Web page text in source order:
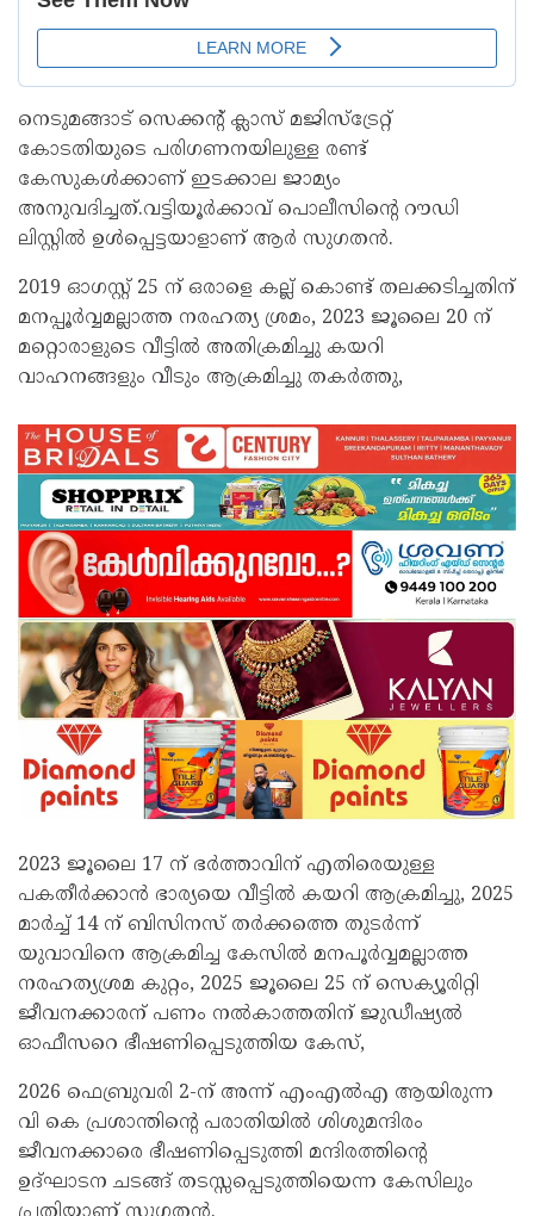
നെടുമങ്ങാട് സെക്കൻ്റ് ക്ലാസ് മജിസ്ട്രേറ്റ്
കോടതിയുടെ പരിഗണനയിലുള്ള രണ്ട്
കേസുകൾക്കാണ് ഇടക്കാല ജാമ്യം
അനുവദിച്ചത്.വട്ടിയൂർക്കാവ് പൊലീസിൻ്റെ റൗഡി
ലിസ്റ്റിൽ ഉൾപ്പെട്ടയാളാണ് ആർ സുഗതൻ.
2019 ഓഗസ്റ്റ് 25 ന് ഒരാളെ കല്ല് കൊണ്ട് തലക്കടിച്ചതിന്
മനപ്പൂർവ്വമല്ലാത്ത നരഹത്യ ശ്രമം, 2023 ജൂലൈ 20 ന്
മറ്റൊരാളുടെ വീട്ടിൽ അതിക്രമിച്ചു കയറി
വാഹനങ്ങളും വീടും ആക്രമിച്ചു തകർത്തു,
2023 ജൂലൈ 17 ന് ഭർത്താവിന് എതിരെയുള്ള
പകതീർക്കാൻ ഭാര്യയെ വീട്ടിൽ കയറി ആക്രമിച്ചു, 2025
മാർച്ച് 14 ന് ബിസിനസ് തർക്കത്തെ തുടർന്ന്
യുവാവിനെ ആക്രമിച്ച കേസിൽ മനപൂർവ്വമല്ലാത്ത
നരഹത്യശ്രമ കുറ്റം, 2025 ജൂലൈ 25 ന് സെക്യൂരിറ്റി
ജീവനക്കാരന് പണം നൽകാത്തതിന് ജുഡീഷ്യൽ
ഓഫീസറെ ഭീഷണിപ്പെടുത്തിയ കേസ്,
2026 ഫെബ്രുവരി 2-ന് അന്ന് എംഎൽഎ ആയിരുന്ന
വി കെ പ്രശാന്തിന്റെ പരാതിയിൽ ശിശുമന്ദിരം
ജീവനക്കാരെ ഭീഷണിപ്പെടുത്തി മന്ദിരത്തിന്റെ
ഉദ്ഘാടന ചടങ്ങ് തടസ്സപ്പെടുത്തിയെന്ന കേസിലും